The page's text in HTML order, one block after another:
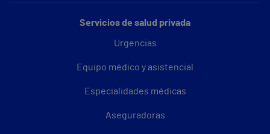
Servicios de salud privada
Urgencias
Equipo médico y asistencial
Especialidades médicas
Aseguradoras